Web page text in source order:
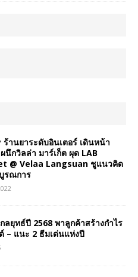
านยาระดับอินเตอร์ เดินหน้า
นึกวิลล่า มาร์เก็ต ผุด LAB
@ Velaa Langsuan ชูแนวคิด
รณการ
ลยุทธ์ปี 2568 พาลูกค้าสร้างกำไร
– แนะ 2 ธีมเด่นแห่งปี